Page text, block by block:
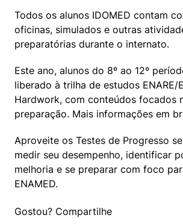
Todos os alunos IDOMED contam
oficinas, simulados e outras
preparatórias durante o internato.
Este ano, alunos do 8º ao 12º
liberado à trilha de estudos ENARE/
Hardwork, com conteúdos focados
preparação. Mais informações em
Aproveite os Testes de Progresso
medir seu desempenho, identificar
melhoria e se preparar com foco
ENAMED.
Gostou? Compartilhe